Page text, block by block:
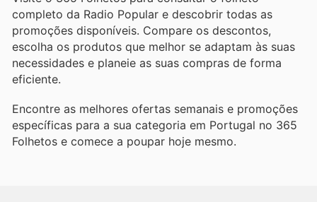
completo da Radio Popular e descobrir todas as
promoções disponíveis. Compare os descontos,
escolha os produtos que melhor se adaptam às suas
necessidades e planeie as suas compras de forma
eficiente.
Encontre as melhores ofertas semanais e promoções
específicas para a sua categoria em Portugal no 365
Folhetos e comece a poupar hoje mesmo.